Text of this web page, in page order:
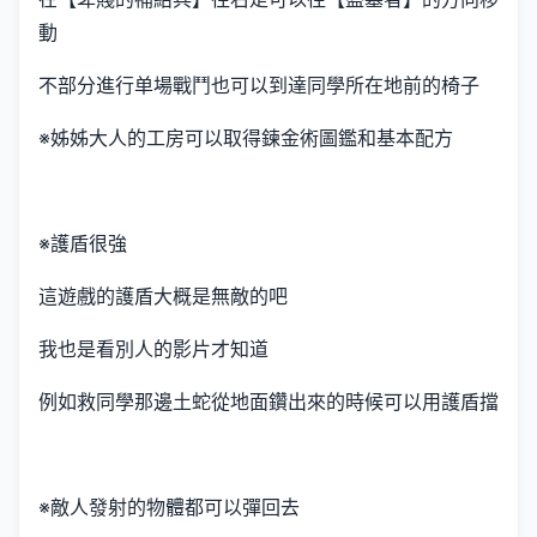
動
不部分進行单場戰鬥也可以到達同學所在地前的椅子
※姊姊大人的工房可以取得鍊金術圖鑑和基本配方
※護盾很強
這遊戲的護盾大概是無敵的吧
我也是看別人的影片才知道
例如救同學那邊土蛇從地面鑽出來的時候可以用護盾擋
※敵人發射的物體都可以彈回去